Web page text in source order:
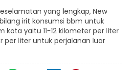
yang lengkap, New
irit konsumsi bbm untuk
kota yaitu 11-12 kilometer per liter
per liter untuk perjalanan luar